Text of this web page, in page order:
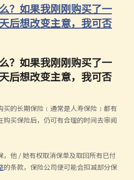
？如果我刚刚购买了一
后想改变主意，我可否
？如果我刚刚购买了一
后想改变主意，我可否
的长期保险﹝通常是人寿保险﹞都有
购买保险后，仍可有合理的时间去审阅
，他 /她有权取消保单及取回所有已付
的条款，保险公司便可能会扣减部分保